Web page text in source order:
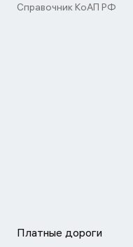
Справочник КоАП РФ
Платные дороги